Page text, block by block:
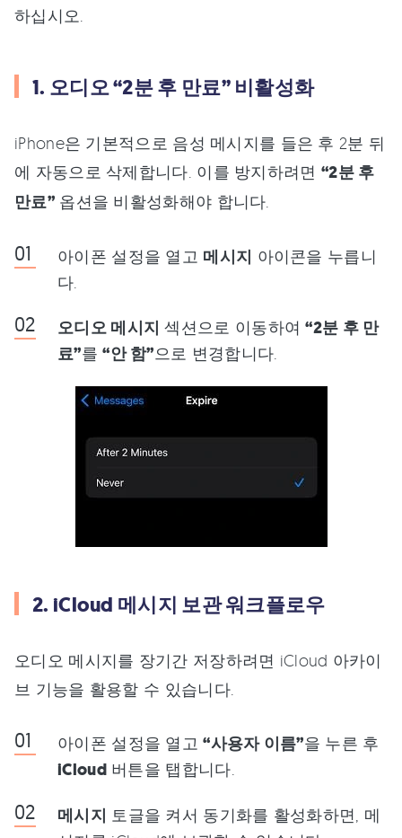
하십시오.
1. 오디오 “2분 후 만료” 비활성화
iPhone은 기본적으로 음성 메시지를 들은 후 2분 뒤
에 자동으로 삭제합니다. 이를 방지하려면 “2분 후
만료”옵션을 비활성화해야 합니다.
아이폰 설정을 열고 메시지 아이콘을 누릅니
다.
오디오 메시지 섹션으로 이동하여“2분 후 만
료”를“안 함”으로 변경합니다.
2. iCloud 메시지 보관 워크플로우
오디오 메시지를 장기간 저장하려면 iCloud 아카이
브 기능을 활용할 수 있습니다.
아이폰 설정을 열고“사용자 이름”을 누른 후
iCloud버튼을 탭합니다.
메시지 토글을 켜서 동기화를 활성화하면, 메